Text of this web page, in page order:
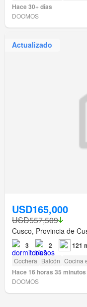
Hace 30+ días
DOOMOS
Actualizado
USD165,000
USD557,509
Cusco, Provincia de
3 2 121
Cochera Balcón Cocina
Hace 16 horas 35 minutos
DOOMOS